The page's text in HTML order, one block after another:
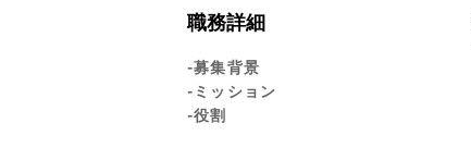
職務詳細
-募集背景
-ミッション
-役割